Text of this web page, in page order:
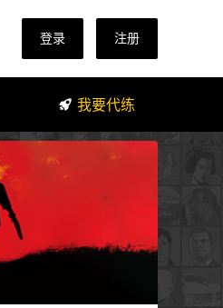
登录 注册
我要代练